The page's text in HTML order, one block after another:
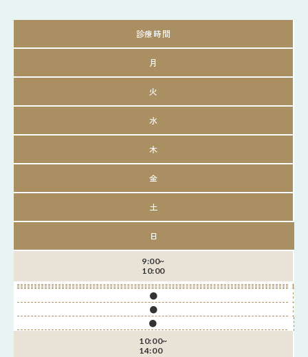
診療時間
月
火
水
木
金
土
日
9:00~
10:00
●
●
●
10:00~
14:00